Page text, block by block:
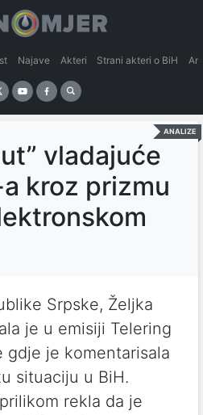
Najave Akteri Strani akteri o BiH
ANALIZE
vladajuće
kroz prizmu
Srpske, Željka
je u emisiji Telering
gdje je komentarisala
situaciju u BiH.
rekla da je